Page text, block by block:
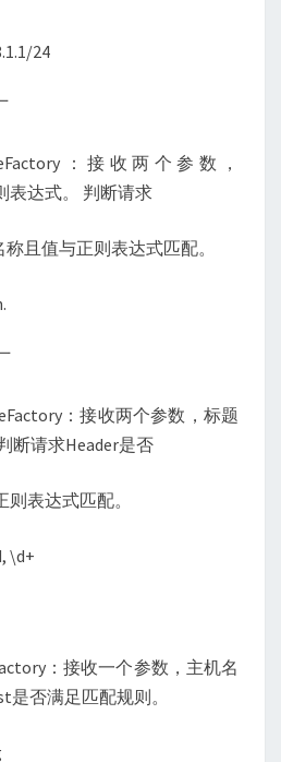
24
：接收两个参数，
表达式。 判断请求
且值与正则表达式匹配。
：接收两个参数，标题
断请求Header是否
表达式匹配。
\d+
：接收一个参数，主机名
否满足匹配规则。